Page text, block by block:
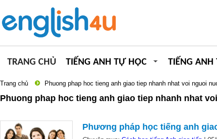
TRANG CHỦ TIẾNG ANH TỰ HỌC TIẾNG ANH
Trang chủ Phuong phap hoc tieng anh giao tiep nhanh nhat voi nguoi
Phuong phap hoc tieng anh giao tiep nhanh nhat
Phương pháp học tiếng anh